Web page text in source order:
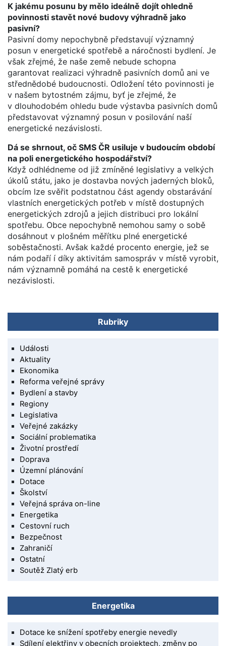
K jakému posunu by mělo ideálně dojít ohledně
povinnosti stavět nové budovy výhradně jako
pasivní?
Pasivní domy nepochybně představují významný
posun v energetické spotřebě a náročnosti bydlení. Je
však zřejmé, že naše země nebude schopna
garantovat realizaci výhradně pasivních domů ani ve
střednědobé budoucnosti. Odložení této povinnosti je
v našem bytostném zájmu, byť je zřejmé, že
v dlouhodobém ohledu bude výstavba pasivních domů
představovat významný posun v posilování naší
energetické nezávislosti.
Dá se shrnout, oč SMS ČR usiluje v budoucím období
na poli energetického hospodářství?
Když odhlédneme od již zmíněné legislativy a velkých
úkolů státu, jako je dostavba nových jaderných bloků,
obcím lze svěřit podstatnou část agendy obstarávání
vlastních energetických potřeb v místě dostupných
energetických zdrojů a jejich distribuci pro lokální
spotřebu. Obce nepochybně nemohou samy o sobě
dosáhnout v plošném měřítku plné energetické
soběstačnosti. Avšak každé procento energie, jež se
nám podaří í díky aktivitám samospráv v místě vyrobit,
nám významně pomáhá na cestě k energetické
nezávislosti.
Rubriky
Události
Aktuality
Ekonomika
Reforma veřejné správy
Bydlení a stavby
Regiony
Legislativa
Veřejné zakázky
Sociální problematika
Životní prostředí
Doprava
Územní plánování
Dotace
Školství
Veřejná správa on-line
Energetika
Cestovní ruch
Bezpečnost
Zahraničí
Ostatní
Soutěž Zlatý erb
Energetika
Dotace ke snížení spotřeby energie nevedly
Sdílení elektřiny v obecních projektech, změny po